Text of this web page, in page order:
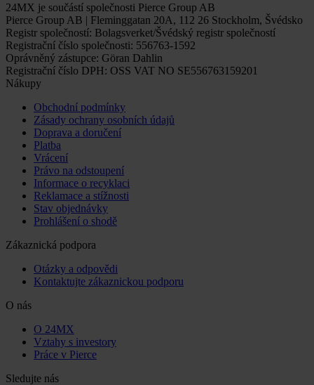
24MX je součástí společnosti Pierce Group AB
Pierce Group AB | Fleminggatan 20A, 112 26 Stockholm, Švédsko
Registr společností: Bolagsverket/Švédský registr společností
Registrační číslo společnosti: 556763-1592
Oprávněný zástupce: Göran Dahlin
Registrační číslo DPH: OSS VAT NO SE556763159201
Nákupy
Obchodní podmínky
Zásady ochrany osobních údajů
Doprava a doručení
Platba
Vrácení
Právo na odstoupení
Informace o recyklaci
Reklamace a stížnosti
Stav objednávky
Prohlášení o shodě
Zákaznická podpora
Otázky a odpovědi
Kontaktujte zákaznickou podporu
O nás
O 24MX
Vztahy s investory
Práce v Pierce
Sledujte nás